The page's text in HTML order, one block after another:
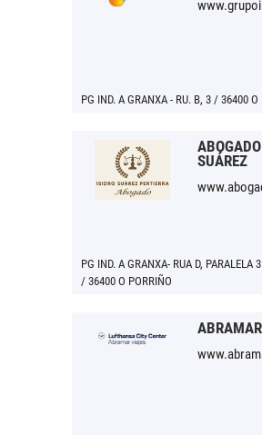
PG IND. A GRANXA - RU. B, 3 / 36400 O
SUÁREZ
PG IND. A GRANXA- RUA D, PARALELA
/ 36400 O PORRIÑO